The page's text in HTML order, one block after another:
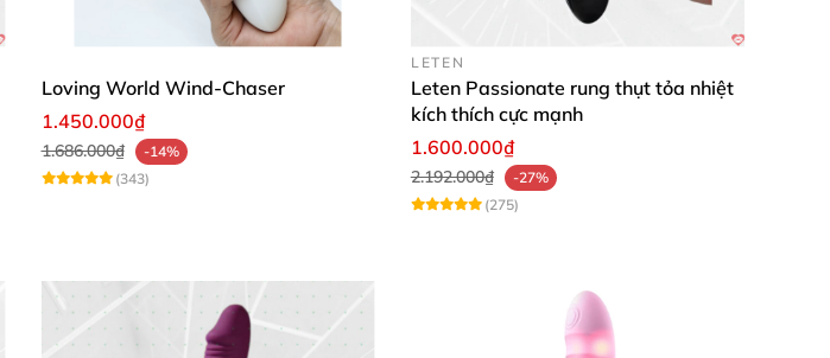
Loving World Wind-Chaser
1.450.000₫
1.686.000₫
-14%
(343)
LETEN
Leten Passionate rung thụt tỏa nhiệt
kích thích cực mạnh
1.600.000₫
2.192.000₫
-27%
(275)